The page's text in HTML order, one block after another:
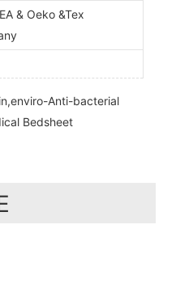
& Oeko &Tex